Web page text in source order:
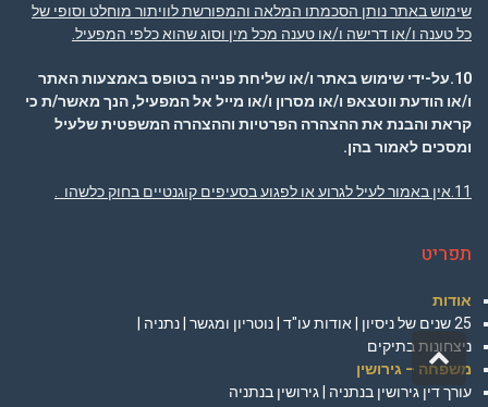
שימוש באתר נותן הסכמתו המלאה והמפורשת לוויתור מוחלט וסופי של
כל טענה ו/או דרישה ו/או טענה מכל מין וסוג שהוא כלפי המפעיל.
10.על-ידי שימוש באתר ו/או שליחת פנייה בטופס באמצעות האתר
ו/או הודעת ווטצאפ ו/או מסרון ו/או מייל אל המפעיל, הנך מאשר/ת כי
קראת והבנת את ההצהרה הפרטיות וההצהרה המשפטית שלעיל
ומסכים לאמור בהן.
11.אין באמור לעיל לגרוע או לפגוע בסעיפים קוגנטיים בחוק כלשהו .
תפריט
אודות
25 שנים של ניסיון | אודות עו"ד | נוטריון ומגשר | נתניה |
ניצחונות בתיקים
משפחה – גירושין
עורך דין גירושין בנתניה | גירושין בנתניה
גלילה
לראש
העמוד